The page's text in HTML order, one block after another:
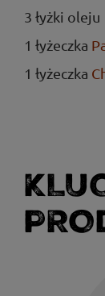
3 łyżki oleju
1 łyżeczka
1 łyżeczka